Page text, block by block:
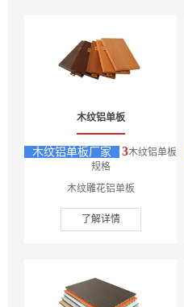
木纹铝单板
木纹铝单板厂家 3木纹铝单板
规格
木纹雕花铝单板
了解详情